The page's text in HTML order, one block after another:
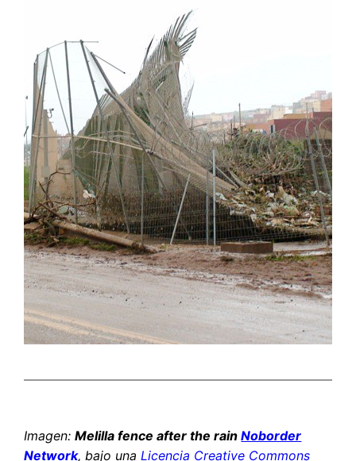
Imagen:Melilla fence after the rainNoborder
Network, bajo una Licencia Creative Commons